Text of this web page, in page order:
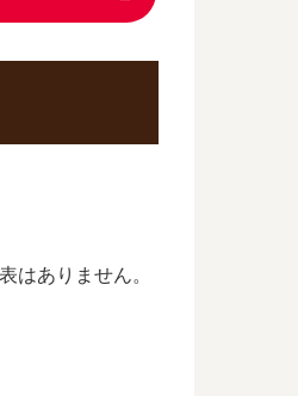
はありません。